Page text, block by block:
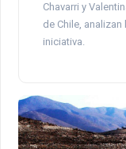
Chavarri y
de Chile,
iniciativa.